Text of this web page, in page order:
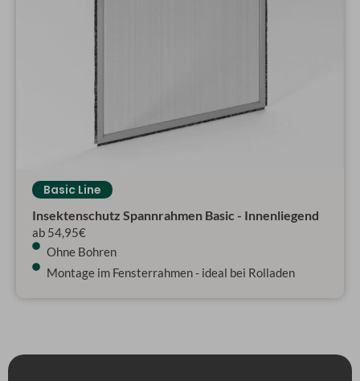
Basic Line
Insektenschutz Spannrahmen Basic - Innenliegend
ab 54,95€
Ohne Bohren
Montage im Fensterrahmen - ideal bei Rolladen